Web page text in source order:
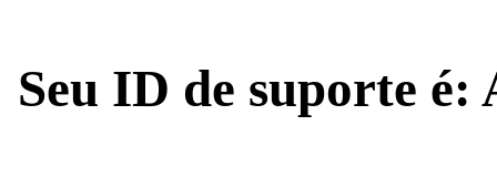
Seu ID de suporte é: